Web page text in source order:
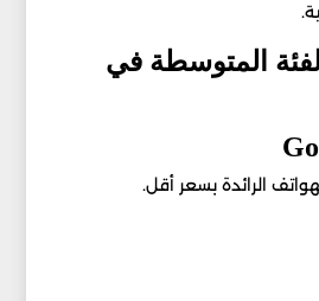
المتوسطة في
الرائدة بسعر أقل.